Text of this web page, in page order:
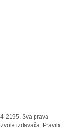
2195. Sva prava
izdavača. Pravila